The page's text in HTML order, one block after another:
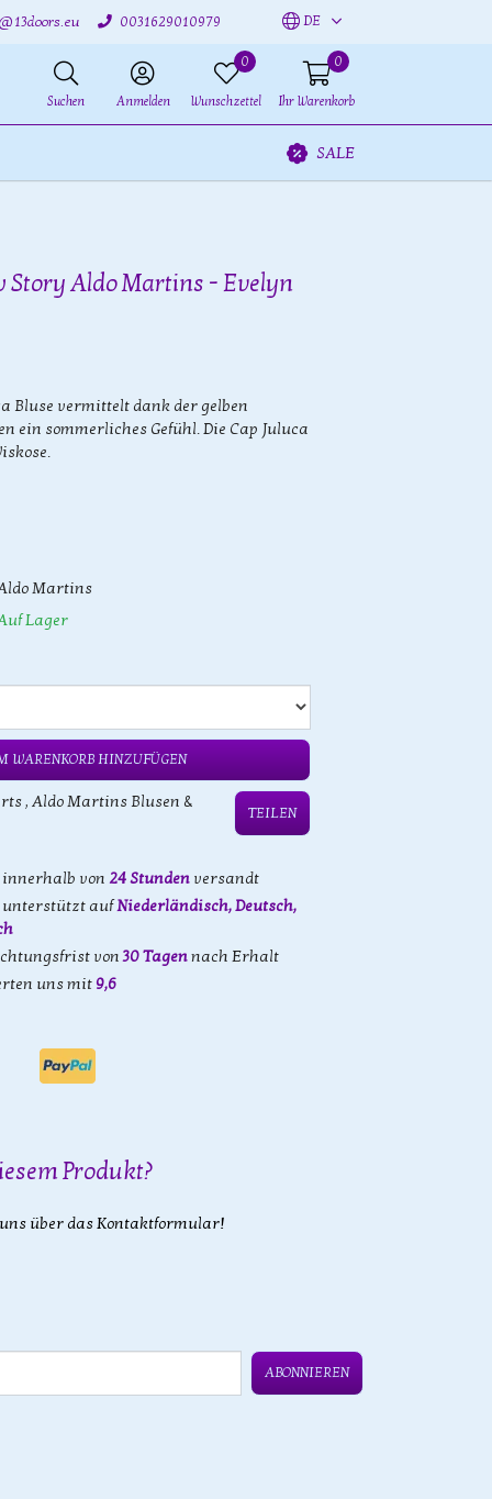
0031629010979 DE
Suchen Anmelden
0
Wunschzettel
0
Ihr Warenkorb
SALE
Story Aldo Martins - Evelyn
Bluse vermittelt dank der gelben
ein sommerliches Gefühl. Die Cap Juluca
Martins
Lager
WARENKORB HINZUFÜGEN
, Aldo Martins Blusen &
TEILEN
von 24 Stunden versandt
unterstützt aufNiederländisch, Deutsch,
von30 Tagennach Erhalt
uns mit 9,6
Produkt?
über das Kontaktformular!
ABONNIEREN